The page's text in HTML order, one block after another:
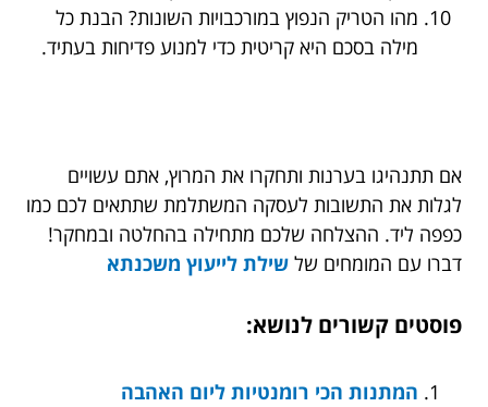
מהו הטריק הנפוץ במורכבויות השונות? הבנת כל
מילה בסכם היא קריטית כדי למנוע פדיחות בעתיד.
אם תתנהיגו בערנות ותחקרו את המרוץ, אתם עשויים
לגלות את התשובות לעסקה המשתלמת שתתאים לכם כמו
כפפה ליד. ההצלחה שלכם מתחילה בהחלטה ובמחקר!
דברו עם המומחים של שילת לייעוץ משכנתא
פוסטים קשורים לנושא:
המתנות הכי רומנטיות ליום האהבה